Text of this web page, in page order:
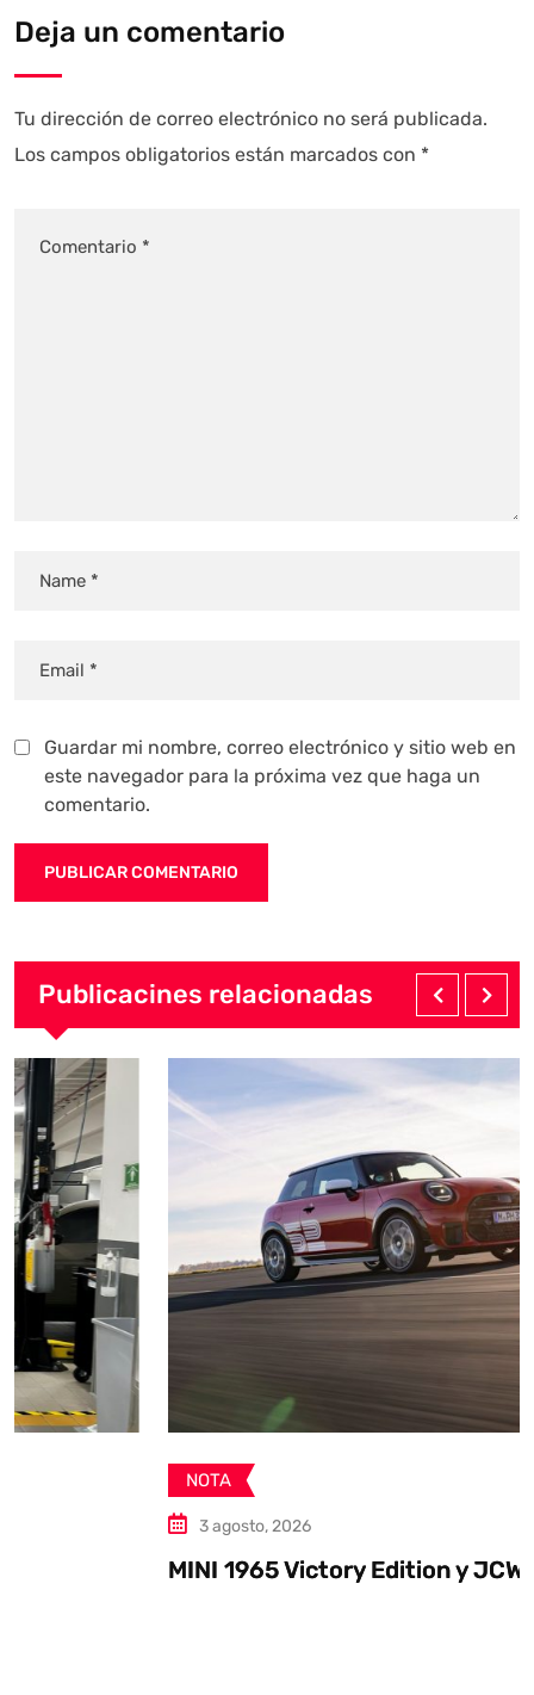
Deja un comentario
Tu dirección de correo electrónico no será publicada.
Los campos obligatorios están marcados con *
Guardar mi nombre, correo electrónico y sitio web en
este navegador para la próxima vez que haga un
comentario.
Publicacines relacionadas
MINI 1965 Victory Edition y JCW GP Inspired